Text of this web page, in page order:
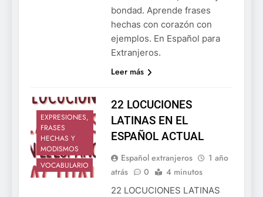
bondad. Aprende frases
hechas con corazón con
ejemplos. En Español para
Extranjeros.
Leer más
EXPRESIONES,
FRASES
HECHAS Y
MODISMOS
VOCABULARIO
22 LOCUCIONES
LATINAS EN EL
ESPAÑOL ACTUAL
Español extranjeros
1 año
atrás
0 4 minutos
22 LOCUCIONES LATINAS